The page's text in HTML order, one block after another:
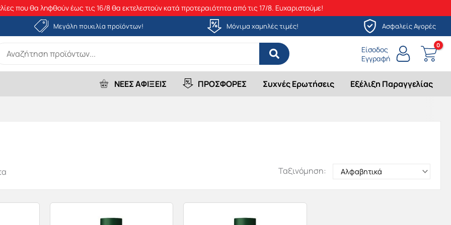
που θα ληφθούν έως τις 16/8 θα εκτελεστούν κατά προτεραιότητα από τις 17/8. Ευχαριστούμε!
Μεγάλη ποικιλία προϊόντων! Μόνιμα χαμηλές τιμές! Ασφαλείς Αγορές
Είσοδος
Εγγραφή
ΝΕΕΣ ΑΦΙΞΕΙΣ ΠΡΟΣΦΟΡΕΣ Συχνές Ερωτήσεις Εξέλιξη Παραγγελίας
Ταξινόμηση: